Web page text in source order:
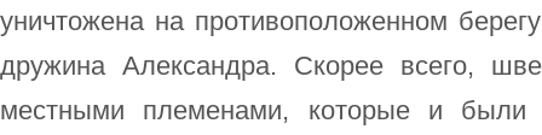
уничтожена на противоположенном
дружина Александра. Скорее всего,
местными племенами, которые и были